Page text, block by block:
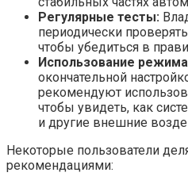
Регулярные тесты:
периодически
чтобы убедиться в
Использование
окончательной
рекомендуют
чтобы увидеть, как
и другие внешние
Некоторые пользователи
рекомендациями: